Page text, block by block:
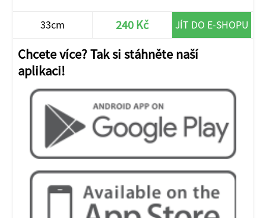
33cm 240 Kč JÍT DO E-SHOPU
Chcete více? Tak si stáhněte naší
aplikaci!